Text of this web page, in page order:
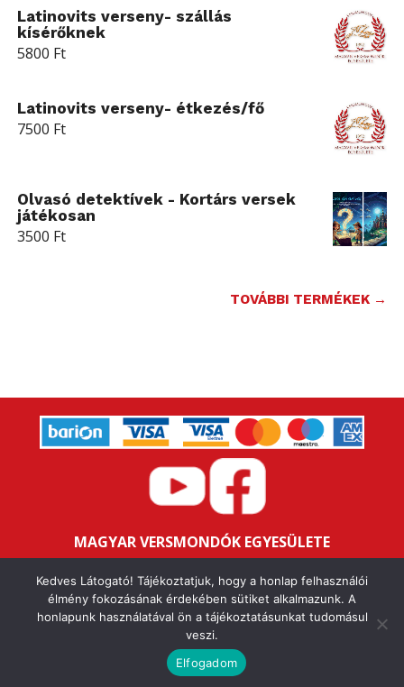
Latinovits verseny- szállás
kísérőknek
5800 Ft
Latinovits verseny- étkezés/fő
7500 Ft
Olvasó detektívek - Kortárs versek
játékosan
3500 Ft
TOVÁBBI TERMÉKEK →
MAGYAR VERSMONDÓK EGYESÜLETE
Bankszámlaszám: 16200106-11646259
Adószám: 18047352-1-43
FELHASZNÁLÁSI FELTÉTELEK
Kedves Látogató! Tájékoztatjuk, hogy a honlap felhasználói
élmény fokozásának érdekében sütiket alkalmazunk. A
honlapunk használatával ön a tájékoztatásunkat tudomásul
veszi.
Elfogadom